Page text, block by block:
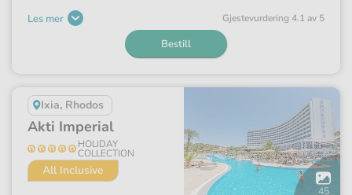
Les mer
Gjeste­vurdering 4.1 av 5
Bestill
Ixia, Rhodos
Akti Imperial
HOLIDAY
COLLECTION
All Inclusive
Åpne
galleriet
45